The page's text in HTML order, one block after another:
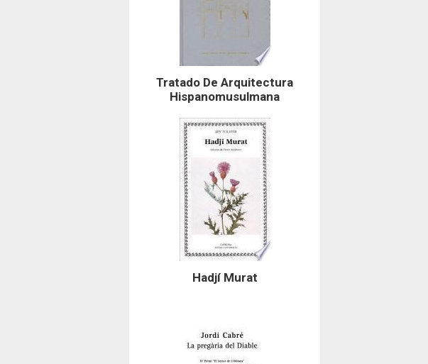
Tratado De Arquitectura
Hispanomusulmana
Hadjí Murat